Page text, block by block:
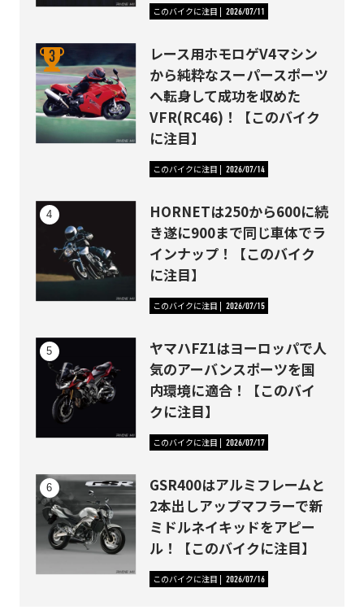
このバイクに注目 2026/07/11
レース用ホモロゲV4マシン
から純粋なスーパースポーツ
へ転身して成功を収めた
VFR(RC46)！【このバイク
に注目】
このバイクに注目 2026/07/14
HORNETは250から600に続
き遂に900まで同じ車体でラ
インナップ！【このバイク
に注目】
このバイクに注目 2026/07/15
ヤマハFZ1はヨーロッパで人
気のアーバンスポーツを国
内環境に適合！【このバイ
クに注目】
このバイクに注目 2026/07/17
GSR400はアルミフレームと
2本出しアップマフラーで新
ミドルネイキッドをアピー
ル！【このバイクに注目】
このバイクに注目 2026/07/16